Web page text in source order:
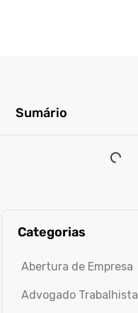
Sumário
Categorias
Abertura de Empresa
Advogado Trabalhista